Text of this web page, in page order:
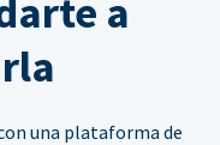
a
una plataforma de